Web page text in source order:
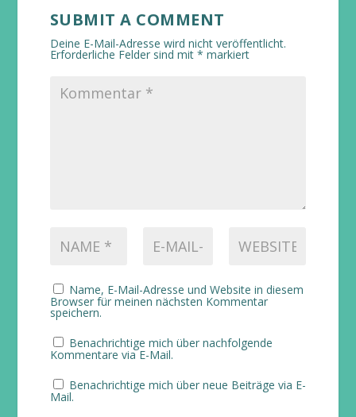
SUBMIT A COMMENT
Deine E-Mail-Adresse wird nicht veröffentlicht.
Erforderliche Felder sind mit * markiert
Name, E-Mail-Adresse und Website in diesem
Browser für meinen nächsten Kommentar
speichern.
Benachrichtige mich über nachfolgende
Kommentare via E-Mail.
Benachrichtige mich über neue Beiträge via E-
Mail.